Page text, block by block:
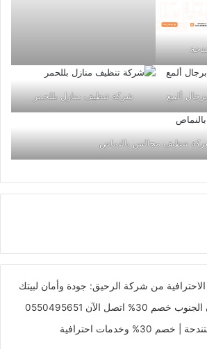
ألمع شركة تنظيف منازل بللحمر
تنظيف مجالس بالنماص
من شركة الرحيق: جودة وأمان لبيتك
الآن 0550495651
أفضل شركة تنظيف بتندحة | خصم 30% وخدمات احترافية